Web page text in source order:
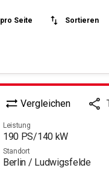
pro Seite Sortieren
Vergleichen
Leistung
190 PS/140 kW
Standort
Berlin / Ludwigsfelde